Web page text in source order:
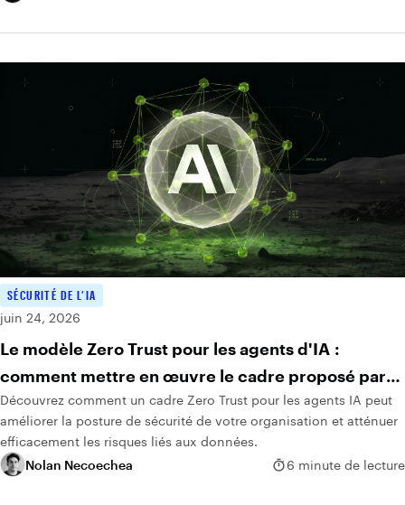
SÉCURITÉ DE L’IA
juin 24, 2026
Le modèle Zero Trust pour les agents d'IA :
comment mettre en œuvre le cadre proposé par
Anthropic
Découvrez comment un cadre Zero Trust pour les agents IA peut
améliorer la posture de sécurité de votre organisation et atténuer
efficacement les risques liés aux données.
Nolan Necoechea
6 minute de lecture